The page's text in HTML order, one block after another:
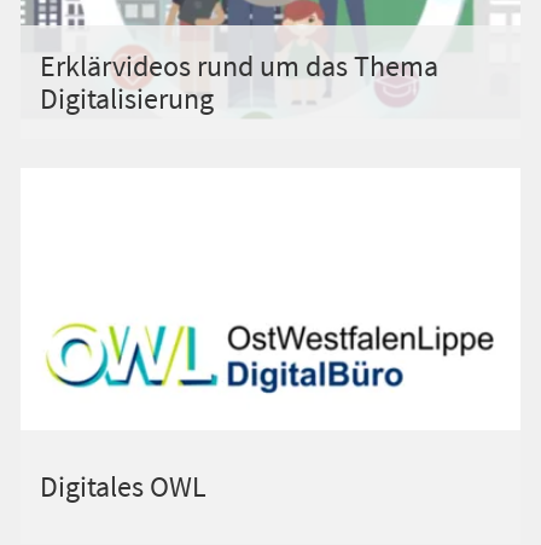
Erklärvideos rund um das Thema
Digitalisierung
Digitales OWL